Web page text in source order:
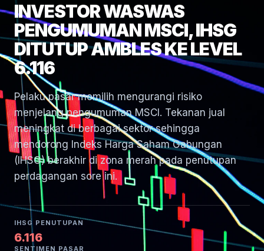
INVESTOR WASWAS
PENGUMUMAN MSCI, IHSG
DITUTUP AMBLES KE LEVEL
6.116
Pelaku pasar memilih mengurangi risiko
menjelang pengumuman MSCI. Tekanan jual
meningkat di berbagai sektor sehingga
mendorong Indeks Harga Saham Gabungan
(IHSG) berakhir di zona merah pada penutupan
perdagangan sore ini.
IHSG PENUTUPAN
6.116
SENTIMEN PASAR